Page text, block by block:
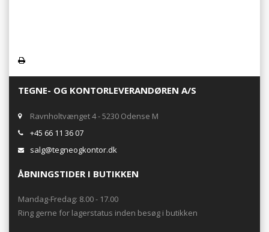
TEGNE- OG KONTORLEVERANDØREN A/S
Ravnholtvænget 4 - 5230 Odense M
+45 66 11 36 07
salg@tegneogkontor.dk
ÅBNINGSTIDER I BUTIKKEN
Mandag-Fredag: 8.00 - 17.00
Ring gerne for lagerstatus inden besøg i butikken